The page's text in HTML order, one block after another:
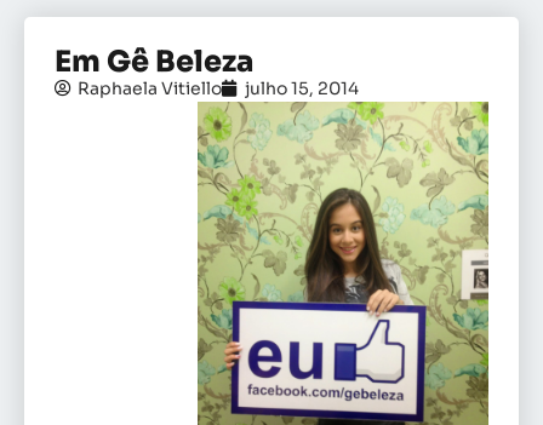
Em Gê Beleza
Raphaela Vitiello julho 15, 2014